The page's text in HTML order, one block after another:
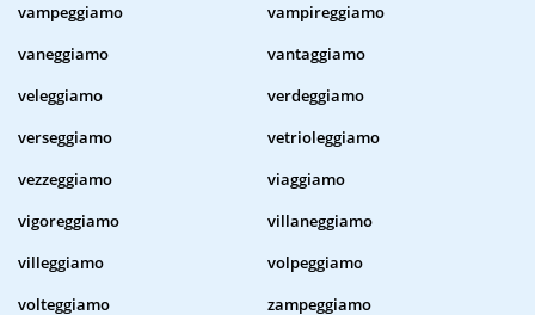
vampeggiamo
vampireggiamo
vaneggiamo
vantaggiamo
veleggiamo
verdeggiamo
verseggiamo
vetrioleggiamo
vezzeggiamo
viaggiamo
vigoreggiamo
villaneggiamo
villeggiamo
volpeggiamo
volteggiamo
zampeggiamo